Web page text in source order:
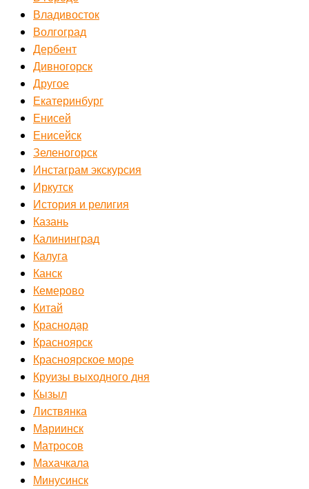
Владивосток
Волгоград
Дербент
Дивногорск
Другое
Екатеринбург
Енисей
Енисейск
Зеленогорск
Инстаграм экскурсия
Иркутск
История и религия
Казань
Калининград
Калуга
Канск
Кемерово
Китай
Краснодар
Красноярск
Красноярское море
Круизы выходного дня
Кызыл
Листвянка
Мариинск
Матросов
Махачкала
Минусинск